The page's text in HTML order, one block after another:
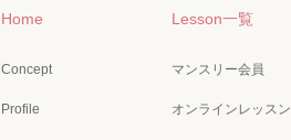
Home
Concept
Profile
Lesson一覧
マンスリー会員
オンラインレッスン